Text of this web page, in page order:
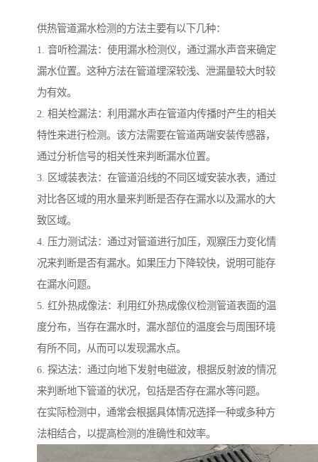
供热管道漏水检测的方法主要有以下几种：
1. 音听检漏法：使用漏水检测仪，通过漏水声音来确定
漏水位置。这种方法在管道埋深较浅、泄漏量较大时较
为有效。
2. 相关检漏法：利用漏水声在管道内传播时产生的相关
特性来进行检测。该方法需要在管道两端安装传感器，
通过分析信号的相关性来判断漏水位置。
3. 区域装表法：在管道沿线的不同区域安装水表，通过
对比各区域的用水量来判断是否存在漏水以及漏水的大
致区域。
4. 压力测试法：通过对管道进行加压，观察压力变化情
况来判断是否有漏水。如果压力下降较快，说明可能存
在漏水问题。
5. 红外热成像法：利用红外热成像仪检测管道表面的温
度分布，当存在漏水时，漏水部位的温度会与周围环境
有所不同，从而可以发现漏水点。
6. 探达法：通过向地下发射电磁波，根据反射波的情况
来判断地下管道的状况，包括是否存在漏水等问题。
在实际检测中，通常会根据具体情况选择一种或多种方
法相结合，以提高检测的准确性和效率。